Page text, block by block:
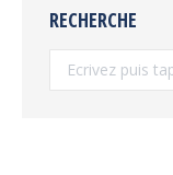
RECHERCHE